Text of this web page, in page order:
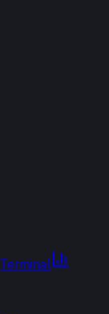
Terminal